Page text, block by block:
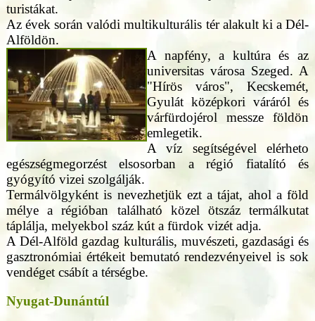
turistákat.
Az évek során valódi multikulturális tér alakult ki a Dél-
Alföldön.
A napfény, a kultúra és az
universitas városa Szeged. A
"Hírös város", Kecskemét,
Gyulát középkori váráról és
várfürdojérol messze földön
emlegetik.
A víz segítségével elérheto
egészségmegorzést elsosorban a régió fiatalító és
gyógyító vizei szolgálják.
Termálvölgyként is nevezhetjük ezt a tájat, ahol a föld
mélye a régióban található közel ötszáz termálkutat
táplálja, melyekbol száz kút a fürdok vizét adja.
A Dél-Alföld gazdag kulturális, muvészeti, gazdasági és
gasztronómiai értékeit bemutató rendezvényeivel is sok
vendéget csábít a térségbe.
Nyugat-Dunántúl